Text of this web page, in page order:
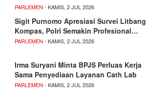
PARLEMEN - KAMIS, 2 JUL 2026
Sigit Purnomo Apresiasi Survei Litbang
Kompas, Polri Semakin Profesional…
PARLEMEN - KAMIS, 2 JUL 2026
Irma Suryani Minta BPJS Perluas Kerja
Sama Penyediaan Layanan Cath Lab
PARLEMEN - KAMIS, 2 JUL 2026